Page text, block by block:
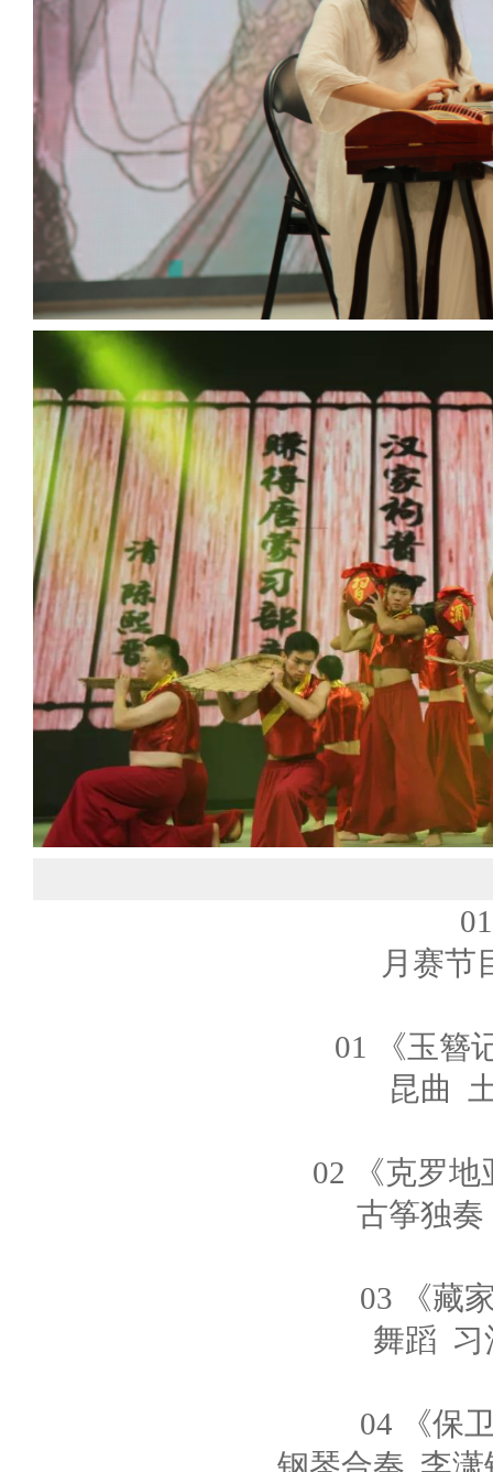
月赛节
01 《玉簪
昆曲
02 《克罗地
古筝独
03 《藏
舞蹈 习
04 《保